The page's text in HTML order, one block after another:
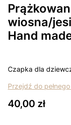
wiosna/
Hand
Czapka dla
Przejdź do
Cena
40,00 zł